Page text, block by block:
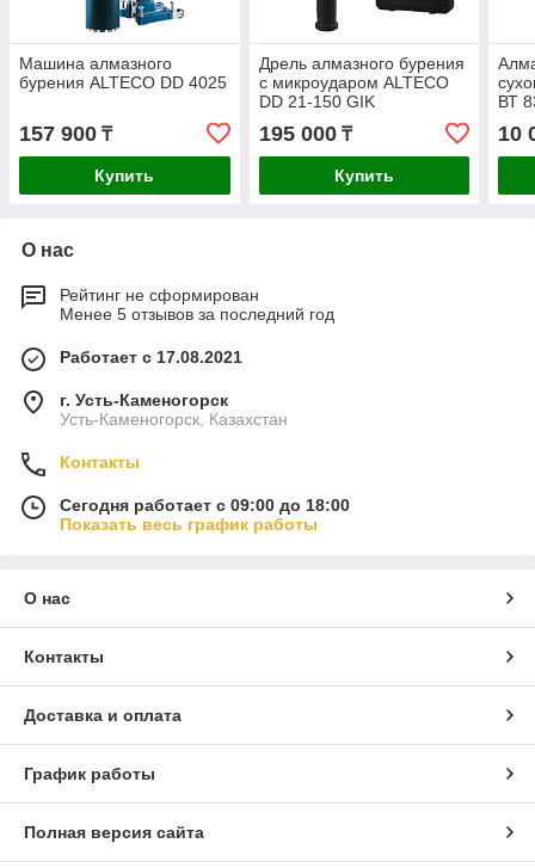
Машина алмазного
бурения ALTECO DD 4025
157 900 ₸
Купить
Дрель алмазного бурения
с микроударом ALTECO
DD 21-150 GIK
195 000₸
Купить
ВТ
10
О нас
Рейтинг не сформирован
Менее 5 отзывов за последний год
Работает с 17.08.2021
г. Усть-Каменогорск
Усть-Каменогорск, Казахстан
Контакты
Сегодня работает с 09:00 до 18:00
Показать весь график работы
О нас
Контакты
Доставка и оплата
График работы
Полная версия сайта